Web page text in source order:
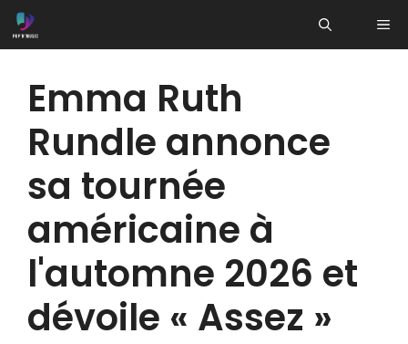
Aller
au
Emma Ruth
Rundle annonce
sa tournée
américaine à
l'automne 2026 et
dévoile « Assez »